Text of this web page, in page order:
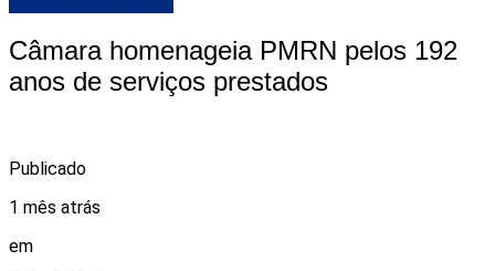
Câmara homenageia PMRN pelos 192
anos de serviços prestados
Publicado
1 mês atrás
em